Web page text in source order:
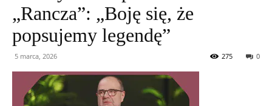
„Rancza”: „Boję się, że
popsujemy legendę”
5 marca, 2026 0
275